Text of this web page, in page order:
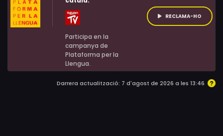
Participa en la
campanya de
Plataforma per la
Llengua.
RECLAMA-HO
Darrera actualització: 7 d'agost de 2026 a les 13:46